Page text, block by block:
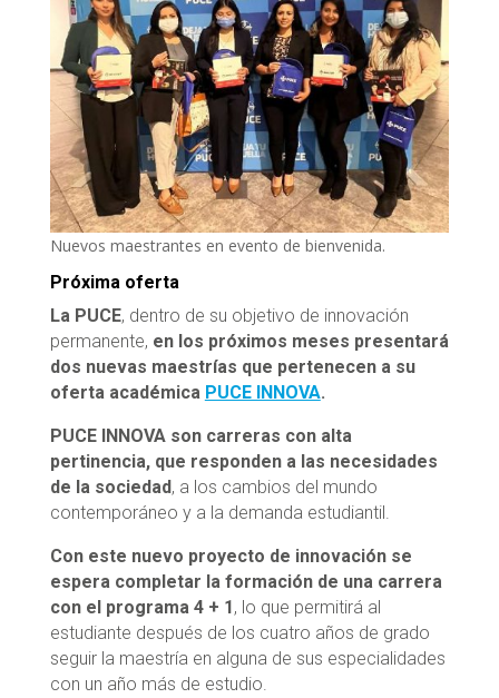
Nuevos maestrantes en evento de bienvenida.
Próxima oferta
La PUCE, dentro de su objetivo de innovación
permanente, en los próximos meses presentará
dos nuevas maestrías que pertenecen a su
oferta académica PUCE INNOVA.
PUCE INNOVA son carreras con alta
pertinencia, que responden a las necesidades
de la sociedad, a los cambios del mundo
contemporáneo y a la demanda estudiantil.
Con este nuevo proyecto de innovación se
espera completar la formación de una carrera
con el programa 4 + 1, lo que permitirá al
estudiante después de los cuatro años de grado
seguir la maestría en alguna de sus especialidades
con un año más de estudio.